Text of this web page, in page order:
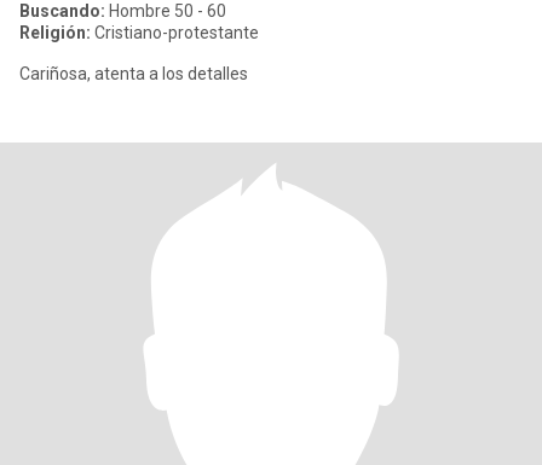
Buscando: Hombre 50 - 60
Religión: Cristiano-protestante
Cariñosa, atenta a los detalles